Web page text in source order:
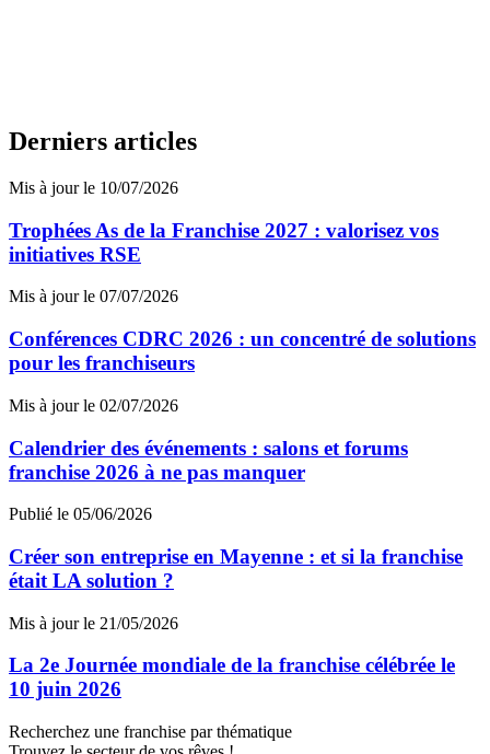
Derniers articles
Mis à jour le 10/07/2026
Trophées As de la Franchise 2027 : valorisez vos
initiatives RSE
Mis à jour le 07/07/2026
Conférences CDRC 2026 : un concentré de solutions
pour les franchiseurs
Mis à jour le 02/07/2026
Calendrier des événements : salons et forums
franchise 2026 à ne pas manquer
Publié le 05/06/2026
Créer son entreprise en Mayenne : et si la franchise
était LA solution ?
Mis à jour le 21/05/2026
La 2e Journée mondiale de la franchise célébrée le
10 juin 2026
Recherchez une franchise par thématique